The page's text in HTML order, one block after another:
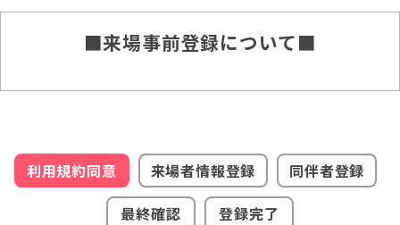
■来場事前登録について■
利用規約同意 来場者情報登録
同伴者登録
最終確認
登録完了